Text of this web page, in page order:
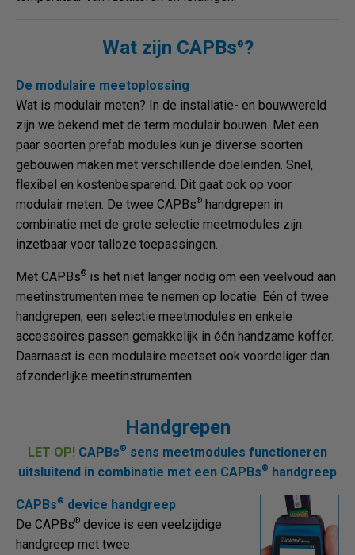
Wat zijn CAPBs®?
De modulaire meetoplossing
Wat is modulair meten? In de installatie- en bouwwereld
zijn we bekend met de term modulair bouwen. Met een
paar soorten prefab modules kun je diverse soorten
gebouwen maken met verschillende doeleinden. Snel,
flexibel en kostenbesparend. Dit gaat ook op voor
modulair meten. De twee CAPBs® handgrepen in
combinatie met de grote selectie meetmodules zijn
inzetbaar voor talloze toepassingen.
Met CAPBs® is het niet langer nodig om een veelvoud aan
meetinstrumenten mee te nemen op locatie. Eén of twee
handgrepen, een selectie meetmodules en enkele
accessoires passen gemakkelijk in één handzame koffer.
Daarnaast is een modulaire meetset ook voordeliger dan
afzonderlijke meetinstrumenten.
Handgrepen
LET OP! CAPBs® sens meetmodules functioneren
uitsluitend in combinatie met een CAPBs® handgreep
CAPBs® device handgreep
De CAPBs® device is een veelzijdige
handgreep met twee